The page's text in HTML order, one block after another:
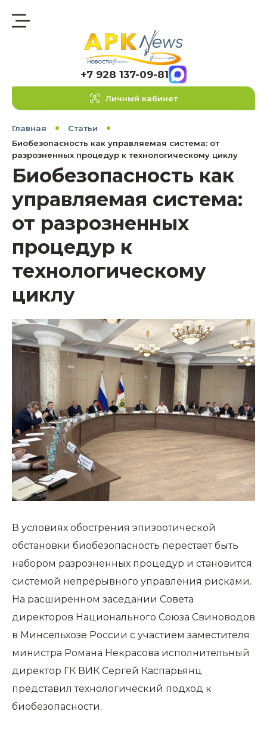
+7 928 137-09-81
Личный кабинет
Главная
Статьи
Биобезопасность как управляемая система: от
разрозненных процедур к технологическому циклу
Биобезопасность как
управляемая система:
от разрозненных
процедур к
технологическому
циклу
В условиях обострения эпизоотической
обстановки биобезопасность перестаёт быть
набором разрозненных процедур и становится
системой непрерывного управления рисками.
На расширенном заседании Совета
директоров Национального Союза Свиноводов
в Минсельхозе России с участием заместителя
министра Романа Некрасова исполнительный
директор ГК ВИК Сергей Каспарьянц
представил технологический подход к
биобезопасности.